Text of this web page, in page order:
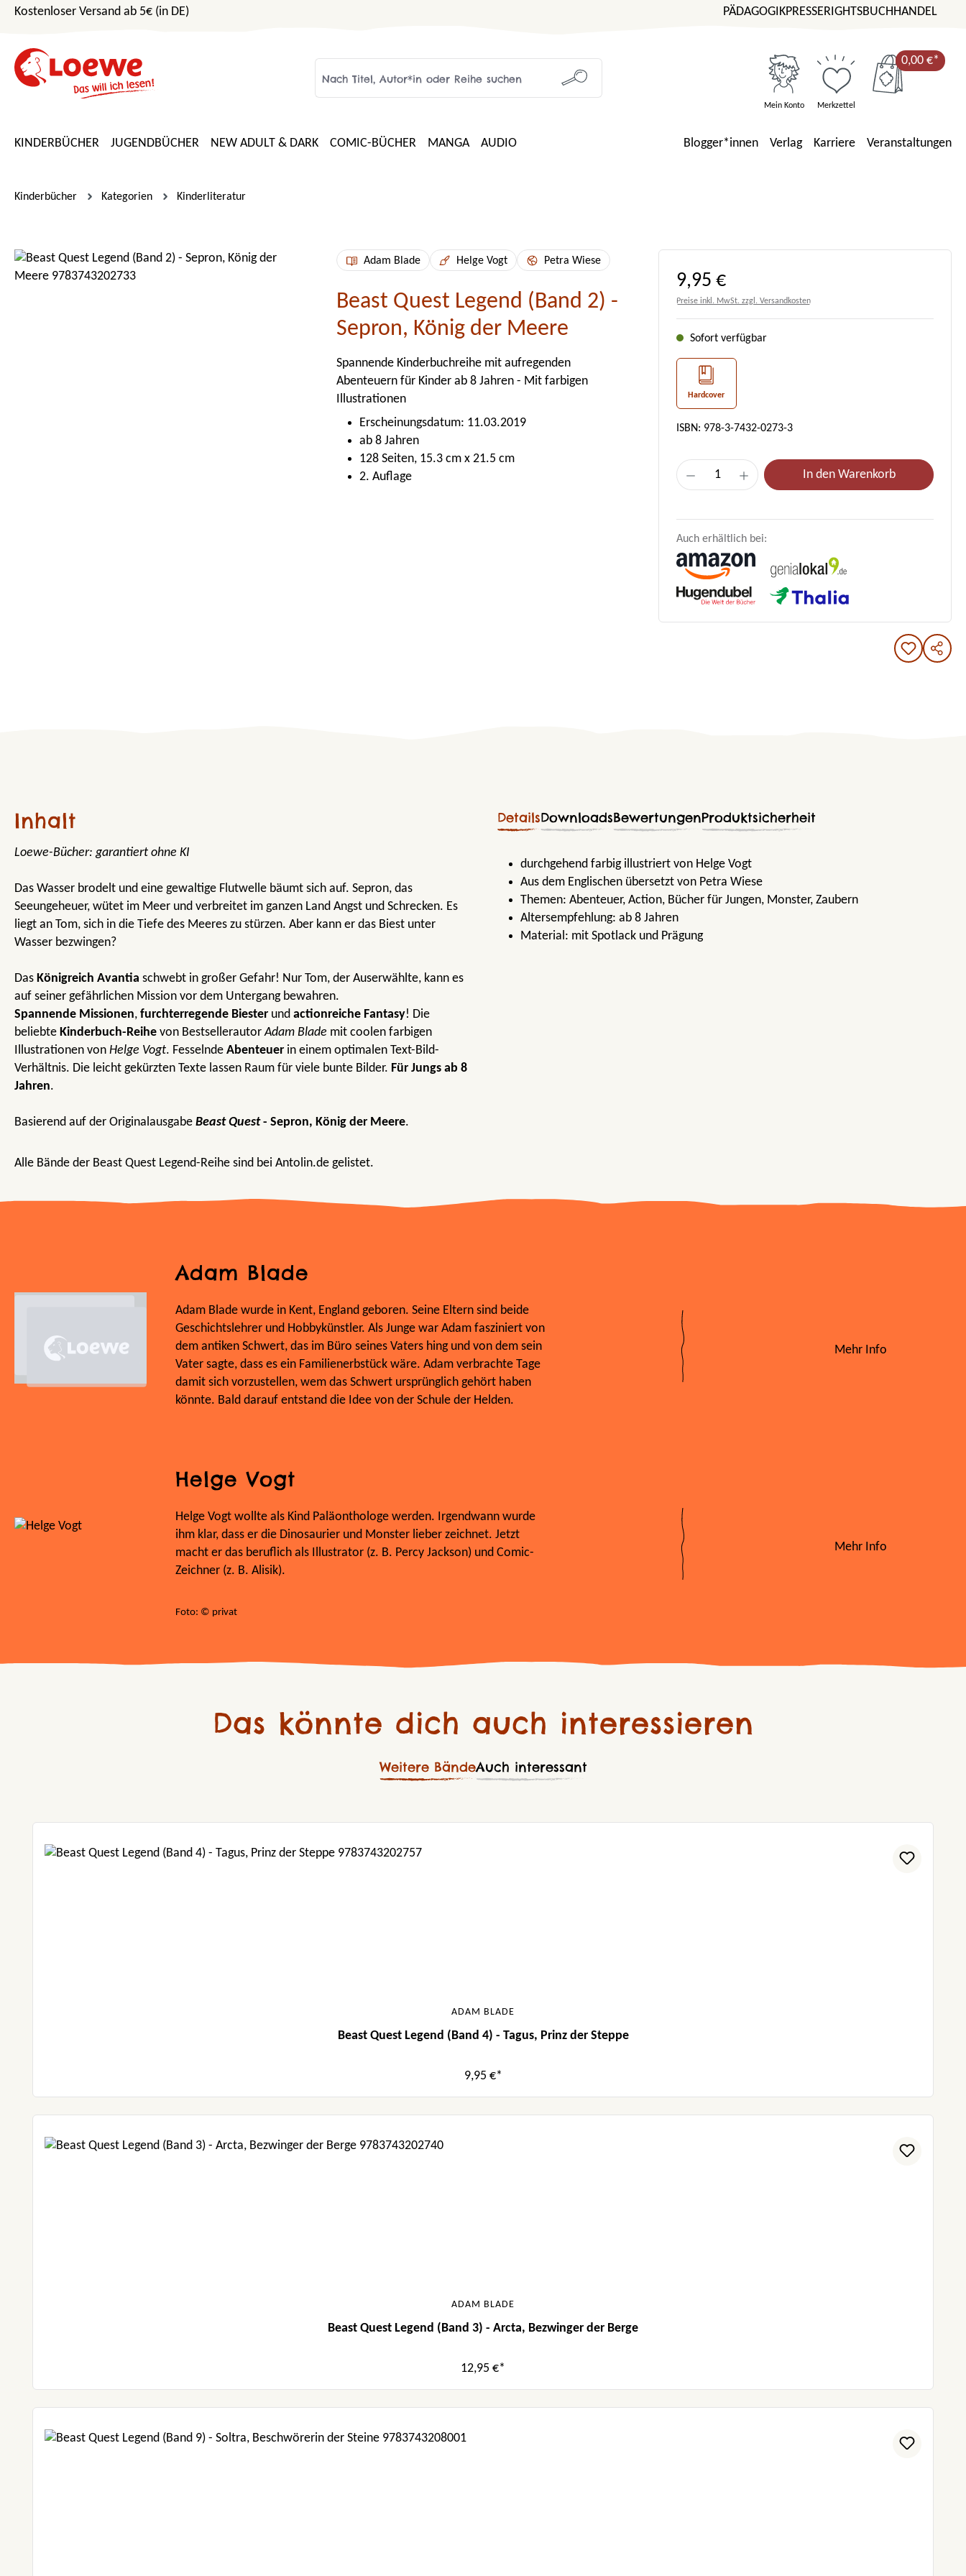
Hauptinhalt springen
Zur Suche springen
Zur Hauptnavigation springen
Kostenloser Versand ab 5€ (in DE) PÄDAGOGIKPRESSERIGHTSBUCHHANDEL
Mein Konto Merkzettel
0,00 €*
KINDERBÜCHER JUGENDBÜCHER NEW ADULT & DARK COMIC-BÜCHER MANGA AUDIO Blogger*innen Verlag Karriere Veranstaltungen
Kinderbücher Kategorien Kinderliteratur
Bildergalerie überspringen Adam Blade Helge Vogt Petra Wiese
Beast Quest Legend (Band 2) -
Sepron, König der Meere
Spannende Kinderbuchreihe mit aufregenden
Abenteuern für Kinder ab 8 Jahren - Mit farbigen
Illustrationen
Erscheinungsdatum: 11.03.2019
ab 8 Jahren
128 Seiten, 15.3 cm x 21.5 cm
2. Auflage
Regulärer Preis:
9,95 €
Preise inkl. MwSt. zzgl. Versandkosten
Sofort verfügbar
Hardcover
ISBN: 978-3-7432-0273-3
Produkt Anzahl: Gib den gewünschten
In den Warenkorb
Auch erhältlich bei:
Inhalt
Loewe-Bücher: garantiert ohne KI
Das Wasser brodelt und eine gewaltige Flutwelle bäumt sich auf. Sepron, das
Seeungeheuer, wütet im Meer und verbreitet im ganzen Land Angst und Schrecken. Es
liegt an Tom, sich in die Tiefe des Meeres zu stürzen. Aber kann er das Biest unter
Wasser bezwingen?
Das Königreich Avantia schwebt in großer Gefahr! Nur Tom, der Auserwählte, kann es
auf seiner gefährlichen Mission vor dem Untergang bewahren.
Spannende Missionen, furchterregende Biester und actionreiche Fantasy! Die
beliebte Kinderbuch-Reihe von BestsellerautorAdam Blade mit coolen farbigen
Illustrationen von Helge Vogt. Fesselnde Abenteuer in einem optimalen Text-Bild-
Verhältnis. Die leicht gekürzten Texte lassen Raum für viele bunte Bilder. Für Jungs ab 8
Jahren.
Basierend auf der Originalausgabe Beast Quest- Sepron, König der Meere.
Alle Bände der Beast Quest Legend-Reihe sind bei Antolin.de gelistet.
DetailsDownloadsBewertungenProduktsicherheit
durchgehend farbig illustriert von Helge Vogt
Aus dem Englischen übersetzt von Petra Wiese
Themen: Abenteuer, Action, Bücher für Jungen, Monster, Zaubern
Altersempfehlung: ab 8 Jahren
Material: mit Spotlack und Prägung
Adam Blade
Adam Blade wurde in Kent, England geboren. Seine Eltern sind beide
Geschichtslehrer und Hobbykünstler. Als Junge war Adam fasziniert von
dem antiken Schwert, das im Büro seines Vaters hing und von dem sein
Vater sagte, dass es ein Familienerbstück wäre. Adam verbrachte Tage
damit sich vorzustellen, wem das Schwert ursprünglich gehört haben
könnte. Bald darauf entstand die Idee von der Schule der Helden.
Mehr Info
Helge Vogt
Helge Vogt wollte als Kind Paläonthologe werden. Irgendwann wurde
ihm klar, dass er die Dinosaurier und Monster lieber zeichnet. Jetzt
macht er das beruflich als Illustrator (z. B. Percy Jackson) und Comic-
Zeichner (z. B. Alisik).
Foto: © privat
Mehr Info
Das könnte dich auch interessieren
Weitere BändeAuch interessant
ADAM BLADE
Beast Quest Legend (Band 4) - Tagus, Prinz der Steppe
9,95 €*
ADAM BLADE
Beast Quest Legend (Band 3) - Arcta, Bezwinger der Berge
12,95 €*